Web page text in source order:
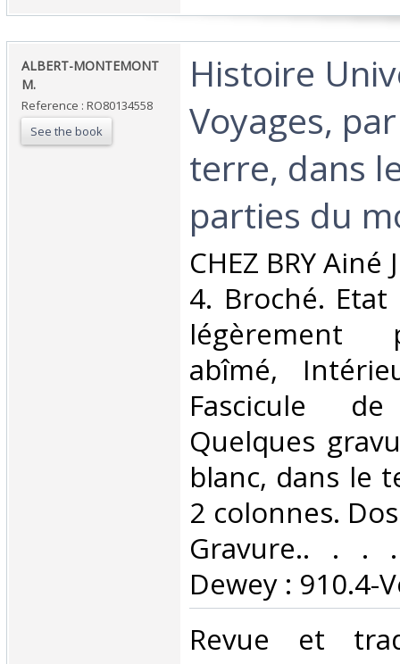
‎ALBERT-MONTEMONT
M.‎
Reference : RO80134558
See the book
‎Histoire
Voyages,
terre, dans
parties du
‎CHEZ BRY
4. Broché. Etat
légèrement
abîmé,
Fascicule
Quelques
blanc, dans le
2 colonnes.
Gravure.. . . .
Dewey : 910.4-
‎Revue et